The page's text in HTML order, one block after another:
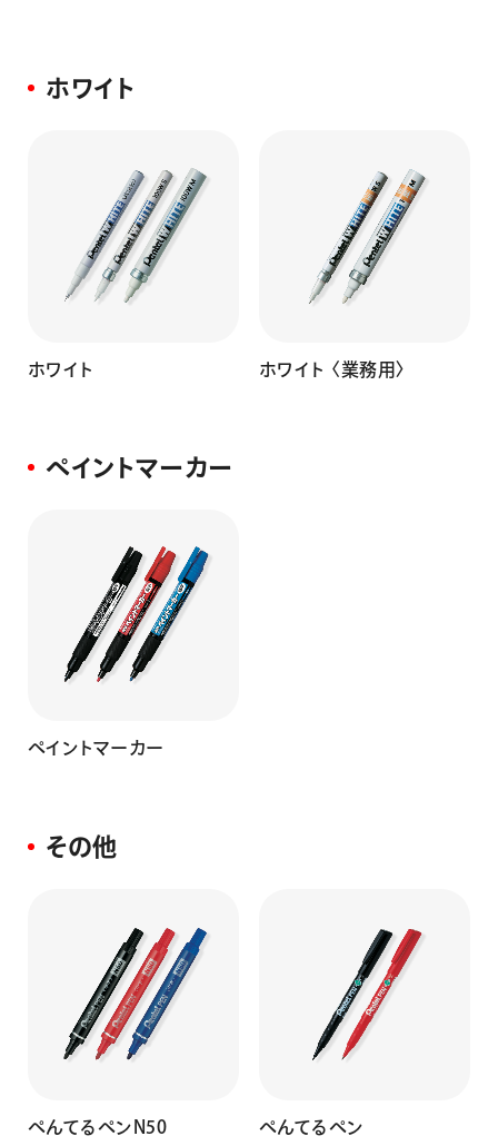
ホワイト
ホワイト ホワイト 〈業務用〉
ペイントマーカー
ペイントマーカー
その他
ぺんてるペンN50 ぺんてるペン